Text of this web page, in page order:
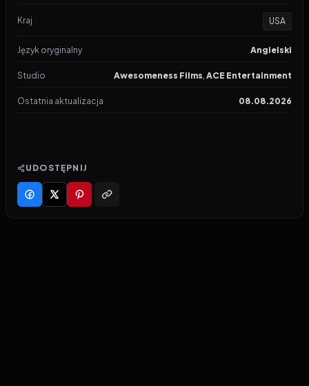
Kraj USA
Język oryginalny Angielski
Studio Awesomeness Films, ACE Entertainment
Ostatnia aktualizacja 08.08.2026
UDOSTĘPNIJ